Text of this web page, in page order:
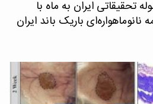
تحقیقاتی ایران به ماه با
نانوماهواره‌ای باریک باند ایران